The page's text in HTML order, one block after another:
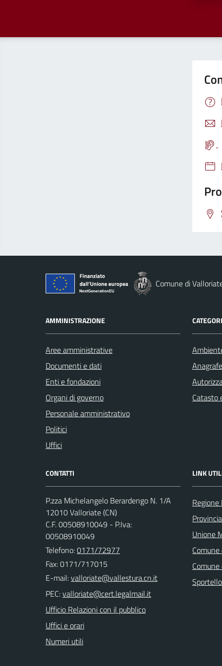
Comune di
AMMINISTRAZIONE
Aree amministrative
Documenti e dati
Enti e fondazioni
Organi di governo
Personale amministrativo
Politici
Uffici
Catasto
CONTATTI
P.zza Michelangelo Berardengo N. 1/A
12010 Valloriate (CN)
C.F. 00508910049 - P.Iva:
00508910049
Telefono:0171/72977
Fax: 0171/717015
E-mail:
PEC:
Ufficio Relazioni con il pubblico
Uffici e orari
Numeri utili
LINK
Unione